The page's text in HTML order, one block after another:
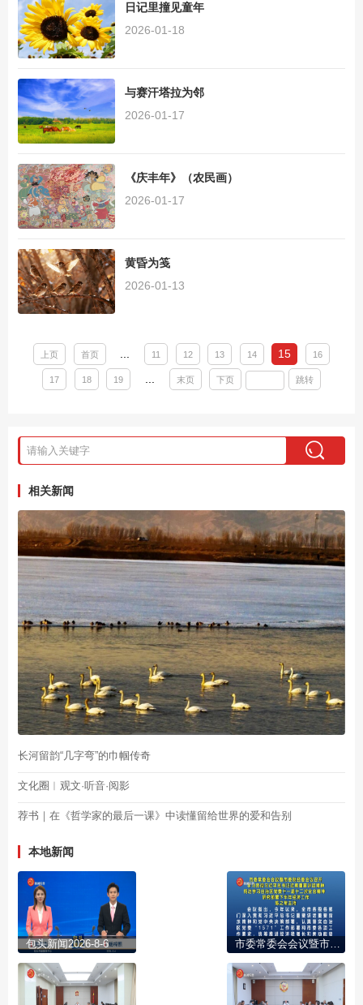
日记里撞见童年
2026-01-18
与赛汗塔拉为邻
2026-01-17
《庆丰年》（农民画）
2026-01-17
黄昏为笺
2026-01-13
上页 首页 11 12 13 14 15 16
17 18 19 ... 末页 下页 跳转
相关新闻
长河留韵“几字弯”的巾帼传奇
文化圈︱观文·听音·阅影
荐书｜在《哲学家的最后一课》中读懂留给世界的爱和告别
本地新闻
包头新闻2026-8-6